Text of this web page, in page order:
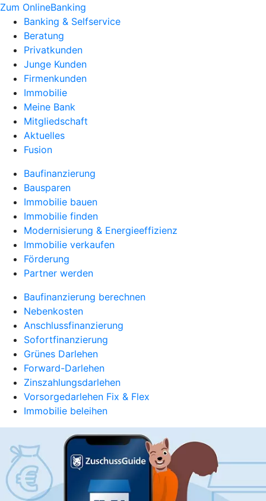
Zum OnlineBanking
Banking & Selfservice
Beratung
Privatkunden
Junge Kunden
Firmenkunden
Immobilie
Meine Bank
Mitgliedschaft
Aktuelles
Fusion
Baufinanzierung
Bausparen
Immobilie bauen
Immobilie finden
Modernisierung & Energieeffizienz
Immobilie verkaufen
Förderung
Partner werden
Baufinanzierung berechnen
Nebenkosten
Anschlussfinanzierung
Sofortfinanzierung
Grünes Darlehen
Forward-Darlehen
Zinszahlungsdarlehen
Vorsorgedarlehen Fix & Flex
Immobilie beleihen